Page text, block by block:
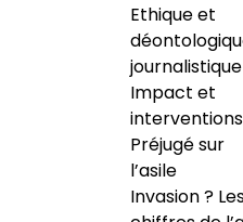
Ethique et
journalistique
Impact et
interventions
Préjugé sur
l’asile
Invasion ?